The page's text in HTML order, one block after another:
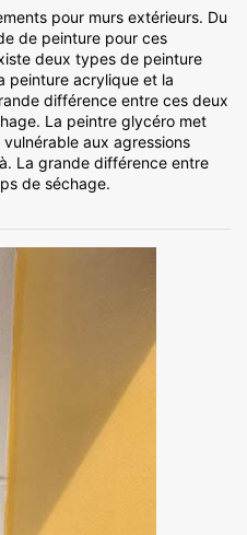
pour murs extérieurs. Du
de peinture pour ces
deux types de peinture
peinture acrylique et la
différence entre ces deux
La peintre glycéro met
aux agressions
La grande différence entre
de séchage.